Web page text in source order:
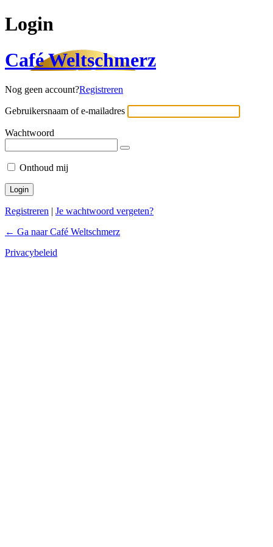
Login
Café Weltschmerz
Nog geen account?Registreren
Gebruikersnaam of e-mailadres
Wachtwoord
Onthoud mij
Registreren | Je wachtwoord vergeten?
← Ga naar Café Weltschmerz
Privacybeleid